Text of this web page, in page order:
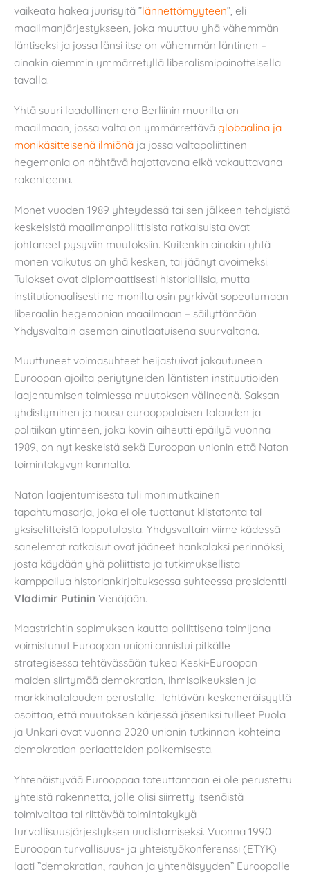
vaikeata hakea juurisyitä ”lännettömyyteen”, eli
maailmanjärjestykseen, joka muuttuu yhä vähemmän
läntiseksi ja jossa länsi itse on vähemmän läntinen –
ainakin aiemmin ymmärretyllä liberalismipainotteisella
tavalla.
Yhtä suuri laadullinen ero Berliinin muurilta on
maailmaan, jossa valta on ymmärrettävä globaalina ja
monikäsitteisenä ilmiönä ja jossa valtapoliittinen
hegemonia on nähtävä hajottavana eikä vakauttavana
rakenteena.
Monet vuoden 1989 yhteydessä tai sen jälkeen tehdyistä
keskeisistä maailmanpoliittisista ratkaisuista ovat
johtaneet pysyviin muutoksiin. Kuitenkin ainakin yhtä
monen vaikutus on yhä kesken, tai jäänyt avoimeksi.
Tulokset ovat diplomaattisesti historiallisia, mutta
institutionaalisesti ne monilta osin pyrkivät sopeutumaan
liberaalin hegemonian maailmaan – säilyttämään
Yhdysvaltain aseman ainutlaatuisena suurvaltana.
Muuttuneet voimasuhteet heijastuivat jakautuneen
Euroopan ajoilta periytyneiden läntisten instituutioiden
laajentumisen toimiessa muutoksen välineenä. Saksan
yhdistyminen ja nousu eurooppalaisen talouden ja
politiikan ytimeen, joka kovin aiheutti epäilyä vuonna
1989, on nyt keskeistä sekä Euroopan unionin että Naton
toimintakyvyn kannalta.
Naton laajentumisesta tuli monimutkainen
tapahtumasarja, joka ei ole tuottanut kiistatonta tai
yksiselitteistä lopputulosta. Yhdysvaltain viime kädessä
sanelemat ratkaisut ovat jääneet hankalaksi perinnöksi,
josta käydään yhä poliittista ja tutkimuksellista
kamppailua historiankirjoituksessa suhteessa presidentti
Vladimir Putinin Venäjään.
Maastrichtin sopimuksen kautta poliittisena toimijana
voimistunut Euroopan unioni onnistui pitkälle
strategisessa tehtävässään tukea Keski-Euroopan
maiden siirtymää demokratian, ihmisoikeuksien ja
markkinatalouden perustalle. Tehtävän keskeneräisyyttä
osoittaa, että muutoksen kärjessä jäseniksi tulleet Puola
ja Unkari ovat vuonna 2020 unionin tutkinnan kohteina
demokratian periaatteiden polkemisesta.
Yhtenäistyvää Eurooppaa toteuttamaan ei ole perustettu
yhteistä rakennetta, jolle olisi siirretty itsenäistä
toimivaltaa tai riittävää toimintakykyä
turvallisuusjärjestyksen uudistamiseksi. Vuonna 1990
Euroopan turvallisuus- ja yhteistyökonferenssi (ETYK)
laati ”demokratian, rauhan ja yhtenäisyyden” Euroopalle